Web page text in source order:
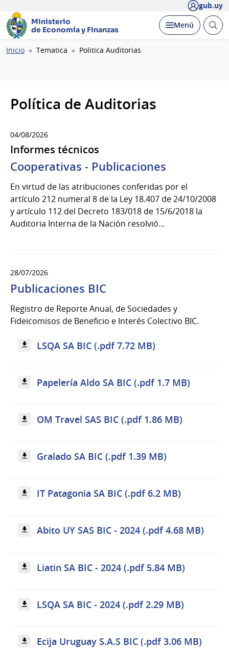
gub.uy
Ministerio
de Economía y Finanzas
Desplegar
Menú Abrir
Ruta
Inicio Tematica Politica Auditorias
Política de Auditorias
04/08/2026
Informes técnicos
Cooperativas - Publicaciones
En virtud de las atribuciones conferidas por el
artículo 212 numeral 8 de la Ley 18.407 de 24/10/2008
y artículo 112 del Decreto 183/018 de 15/6/2018 la
Auditoria Interna de la Nación resolvió...
28/07/2026
Publicaciones BIC
Registro de Reporte Anual, de Sociedades y
Fideicomisos de Beneficio e Interés Colectivo BIC.
LSQA SA BIC (.pdf 7.72 MB)
Papelería Aldo SA BIC (.pdf 1.7 MB)
OM Travel SAS BIC (.pdf 1.86 MB)
Gralado SA BIC (.pdf 1.39 MB)
IT Patagonia SA BIC (.pdf 6.2 MB)
Abito UY SAS BIC - 2024 (.pdf 4.68 MB)
Liatin SA BIC - 2024 (.pdf 5.84 MB)
LSQA SA BIC - 2024 (.pdf 2.29 MB)
Ecija Uruguay S.A.S BIC (.pdf 3.06 MB)